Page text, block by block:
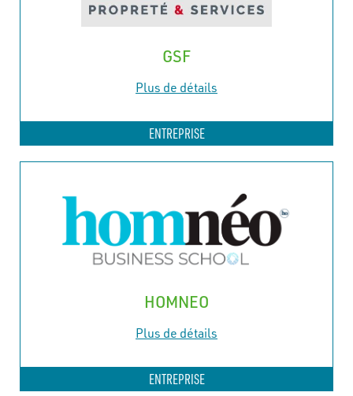
GSF
Plus de détails
ENTREPRISE
HOMNEO
Plus de détails
ENTREPRISE